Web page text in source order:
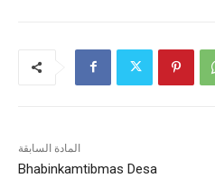
المادة السابقة
Bhabinkamtibmas Desa